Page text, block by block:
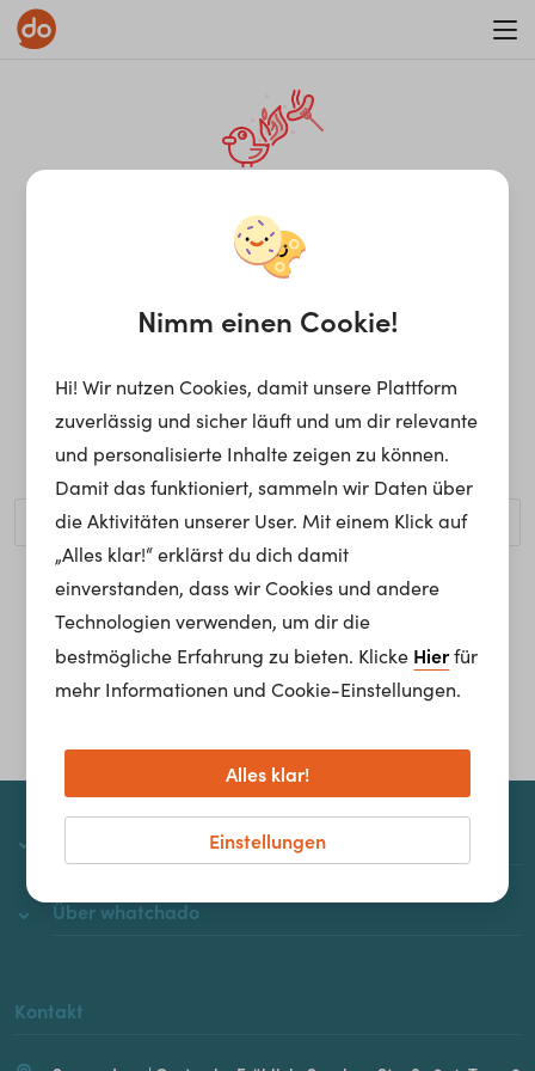
¡Ay, caramba! Seite nicht
gefunden.
Ups, die gewünschte Seite kann nicht gefunden werden.
Möchtest du nach einem bestimmten Begriff suchen?
Homepage
Über whatchado
Kontakt
Nimm einen Cookie!
Hi! Wir nutzen Cookies, damit unsere Plattform
zuverlässig und sicher läuft und um dir relevante
und personalisierte Inhalte zeigen zu können.
Damit das funktioniert, sammeln wir Daten über
die Aktivitäten unserer User. Mit einem Klick auf
„Alles klar!“ erklärst du dich damit
einverstanden, dass wir Cookies und andere
Technologien verwenden, um dir die
bestmögliche Erfahrung zu bieten. Klicke Hierfür
mehr Informationen und Cookie-Einstellungen.
Einstellungen
Alles klar!